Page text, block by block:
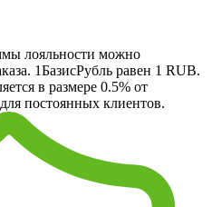
лояльности можно
1БазисРубль равен 1 RUB.
в размере 0.5% от
постоянных клиентов.